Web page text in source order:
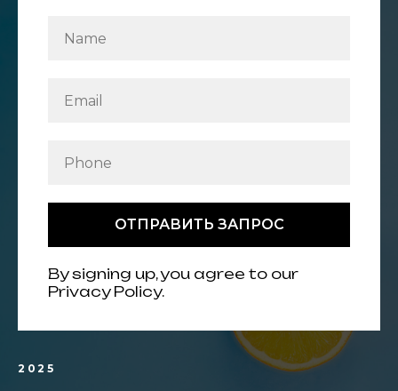
ОТПРАВИТЬ ЗАПРОС
By signing up, you agree to our
Privacy Policy.
2025